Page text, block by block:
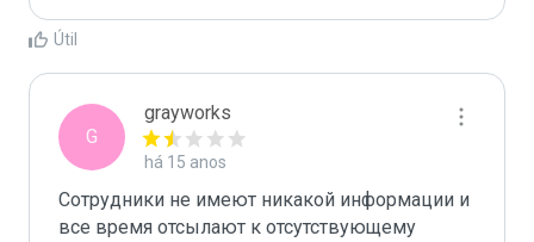
Útil
G
grayworks
há 15 anos
Сотрудники не имеют никакой информации и
все время отсылают к отсутствующему